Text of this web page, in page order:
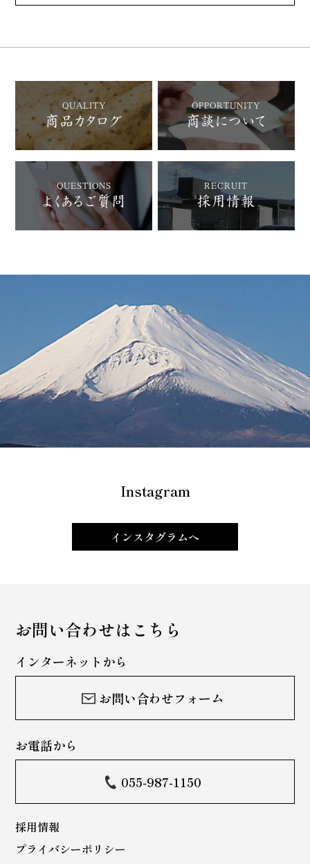
QUALITY
商品カタログ
OPPORTUNITY
商談について
QUESTIONS
よくあるご質問
RECRUIT
採用情報
Instagram
インスタグラムへ
お問い合わせはこちら
インターネットから
お問い合わせフォーム
お電話から
055-987-1150
採用情報
プライバシーポリシー